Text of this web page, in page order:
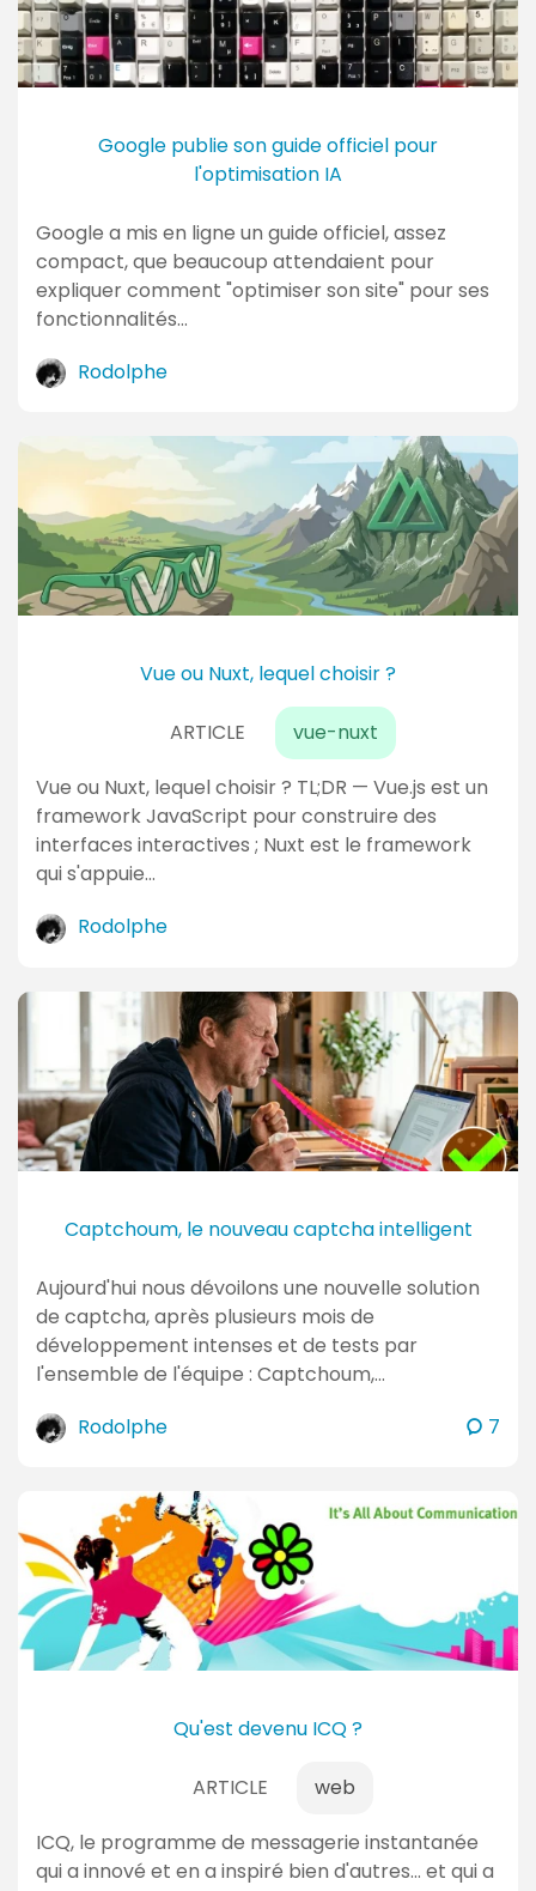
t
a
i
Google publie son guide officiel pour
l'optimisation IA
Google a mis en ligne un guide officiel, assez
compact, que beaucoup attendaient pour
expliquer comment "optimiser son site" pour ses
fonctionnalités…
Rodolphe
Vue ou Nuxt, lequel choisir ?
ARTICLE vue-nuxt
Vue ou Nuxt, lequel choisir ? TL;DR — Vue.js est un
framework JavaScript pour construire des
interfaces interactives ; Nuxt est le framework
qui s'appuie…
Rodolphe
Captchoum, le nouveau captcha intelligent
Aujourd'hui nous dévoilons une nouvelle solution
de captcha, après plusieurs mois de
développement intenses et de tests par
l'ensemble de l'équipe : Captchoum,…
Rodolphe
7
m
t
a
i
Qu'est devenu ICQ ?
ARTICLE web
ICQ, le programme de messagerie instantanée
qui a innové et en a inspiré bien d'autres... et qui a